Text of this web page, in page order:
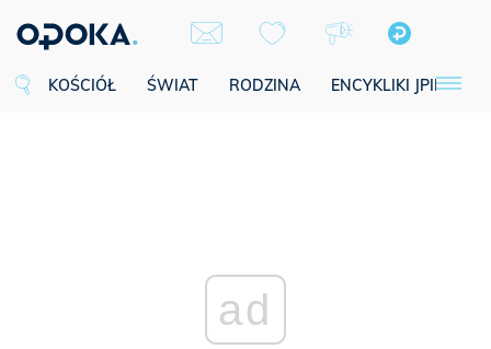
KOŚCIÓŁ ŚWIAT RODZINA ENCYKLIKI JPII
ad